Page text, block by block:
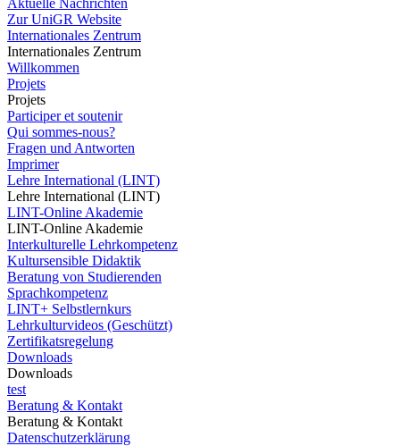
Aktuelle Nachrichten
Zur UniGR Website
Internationales Zentrum
Internationales Zentrum
Willkommen
Projets
Projets
Participer et soutenir
Qui sommes-nous?
Fragen und Antworten
Imprimer
Lehre International (LINT)
Lehre International (LINT)
LINT-Online Akademie
LINT-Online Akademie
Interkulturelle Lehrkompetenz
Kultursensible Didaktik
Beratung von Studierenden
Sprachkompetenz
LINT+ Selbstlernkurs
Lehrkulturvideos (Geschützt)
Zertifikatsregelung
Downloads
Downloads
test
Beratung & Kontakt
Beratung & Kontakt
Datenschutzerklärung